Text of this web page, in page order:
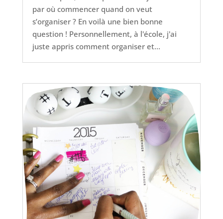
par où commencer quand on veut
s’organiser ? En voilà une bien bonne
question ! Personnellement, à l'école, j'ai
juste appris comment organiser et...